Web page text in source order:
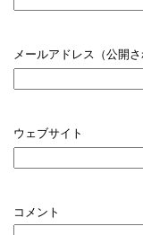
メールアドレス（公開さ
ウェブサイト
コメント